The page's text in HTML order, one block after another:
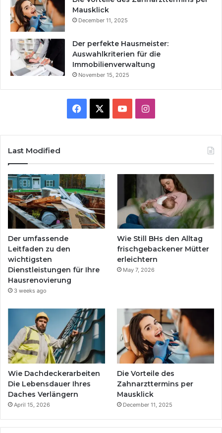
Mausklick
December 11, 2025
Der perfekte Hausmeister:
Auswahlkriterien für die
Immobilienverwaltung
November 15, 2025
Facebook YouTubeInstagram
Last Modified
Der umfassende
Leitfaden zu den
wichtigsten
Dienstleistungen für Ihre
Hausrenovierung
3 weeks ago
Wie Still BHs den Alltag
frischgebackener Mütter
erleichtern
May 7, 2026
Wie Dachdeckerarbeiten
Die Lebensdauer Ihres
Daches Verlängern
April 15, 2026
Die Vorteile des
Zahnarzttermins per
Mausklick
December 11, 2025